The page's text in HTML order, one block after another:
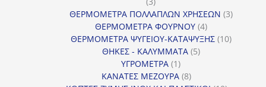
προϊόντα
ΘΕΡΜΟΜΕΤΡΑ ΠΟΛΛΑΠΛΩΝ ΧΡΗΣΕΩΝ 33
ΘΕΡΜΟΜΕΤΡΑ ΦΟΥΡΝΟΥ 44
προϊόντα
ΘΕΡΜΟΜΕΤΡΑ ΨΥΓΕΙΟΥ-ΚΑΤΑΨΥΞΗΣ 1010
ΘΗΚΕΣ - ΚΑΛΥΜΜΑΤΑ 55
ΥΓΡΟΜΕΤΡΑ 11
προϊόν
ΚΑΝΑΤΕΣ ΜΕΖΟΥΡΑ 88